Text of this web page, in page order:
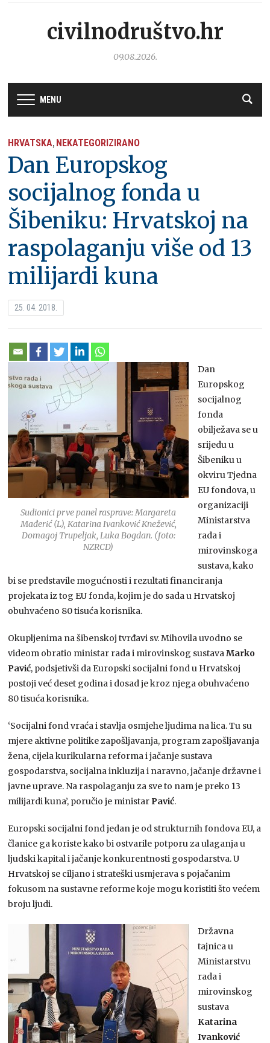
civilnodruštvo.hr
09.08.2026.
MENU
HRVATSKA, NEKATEGORIZIRANO
Dan Europskog
socijalnog fonda u
Šibeniku: Hrvatskoj na
raspolaganju više od 13
milijardi kuna
25. 04. 2018.
Sudionici prve panel rasprave: Margareta
Mađerić (L), Katarina Ivanković Knežević,
Domagoj Trupeljak, Luka Bogdan. (foto:
NZRCD)
Dan
Europskog
socijalnog
fonda
obilježava se u
srijedu u
Šibeniku u
okviru Tjedna
EU fondova, u
organizaciji
Ministarstva
rada i
mirovinskoga
sustava, kako
bi se predstavile mogućnosti i rezultati financiranja
projekata iz tog EU fonda, kojim je do sada u Hrvatskoj
obuhvaćeno 80 tisuća korisnika.
Okupljenima na šibenskoj tvrđavi sv. Mihovila uvodno se
videom obratio ministar rada i mirovinskog sustavaMarko
Pavić, podsjetivši da Europski socijalni fond u Hrvatskoj
postoji već deset godina i dosad je kroz njega obuhvaćeno
80 tisuća korisnika.
‘Socijalni fond vraća i stavlja osmjehe ljudima na lica. Tu su
mjere aktivne politike zapošljavanja, program zapošljavanja
žena, cijela kurikularna reforma i jačanje sustava
gospodarstva, socijalna inkluzija i naravno, jačanje državne i
javne uprave. Na raspolaganju za sve to nam je preko 13
milijardi kuna’, poručio je ministar Pavić.
Europski socijalni fond jedan je od strukturnih fondova EU, a
članice ga koriste kako bi ostvarile potporu za ulaganja u
ljudski kapital i jačanje konkurentnosti gospodarstva. U
Hrvatskoj se ciljano i strateški usmjerava s pojačanim
fokusom na sustavne reforme koje mogu koristiti što većem
broju ljudi.
Državna
tajnica u
Ministarstvu
rada i
mirovinskog
sustava
Katarina
Ivanković